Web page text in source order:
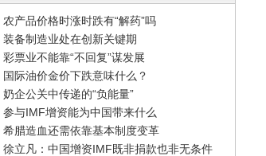
农产品价格时涨时跌有“解药”吗
装备制造业处在创新关键期
彩票业不能靠“不回复”谋发展
国际油价金价下跌意味什么？
奶企公关中传递的“负能量”
参与IMF增资能为中国带来什么
希腊造血还需依靠基本制度变革
徐立凡：中国增资IMF既非捐款也非无条件